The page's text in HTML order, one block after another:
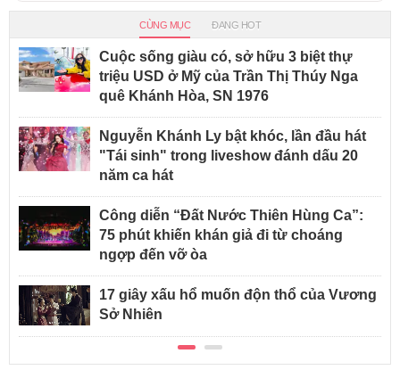
CÙNG MỤC ĐANG HOT
Cuộc sống giàu có, sở hữu 3 biệt thự
triệu USD ở Mỹ của Trần Thị Thúy Nga
quê Khánh Hòa, SN 1976
Nguyễn Khánh Ly bật khóc, lần đầu hát
"Tái sinh" trong liveshow đánh dấu 20
năm ca hát
Công diễn “Đất Nước Thiên Hùng Ca”:
75 phút khiến khán giả đi từ choáng
ngợp đến vỡ òa
17 giây xấu hổ muốn độn thổ của Vương
Sở Nhiên